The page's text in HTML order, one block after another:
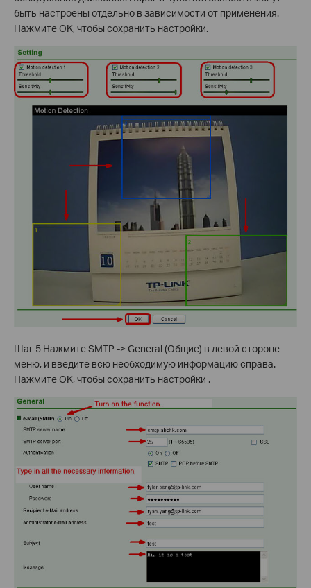
быть настроены отдельно в зависимости от применения.
Нажмите OK, чтобы сохранить настройки.
Шаг 5 Нажмите SMTP -> General (Общие) в левой стороне
меню, и введите всю необходимую информацию справа.
Нажмите OK, чтобы сохранить настройки .